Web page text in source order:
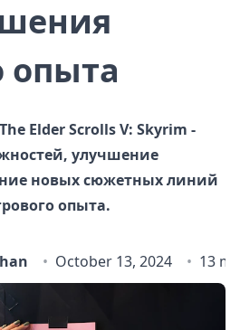
опыта
Elder Scrolls V: Skyrim -
улучшение
новых сюжетных линий
опыта.
October 13, 2024 13